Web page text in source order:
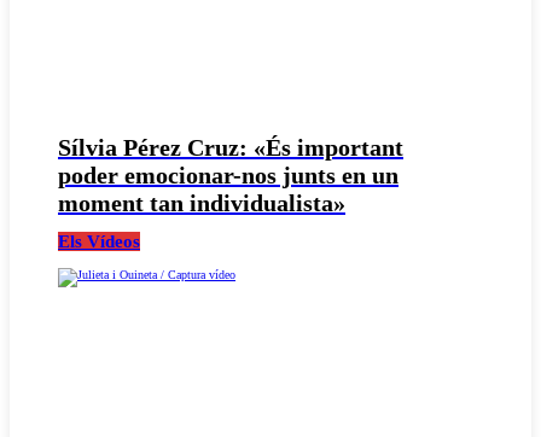
Sílvia Pérez Cruz: «És important
poder emocionar-nos junts en un
moment tan individualista»
Els Vídeos